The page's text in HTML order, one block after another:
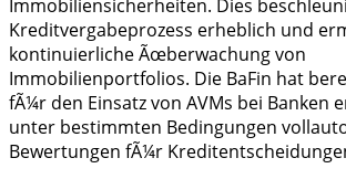
Immobiliensicherheiten. Dies
Kreditvergabeprozess erheblich und
kontinuierliche Ãœberwachung von
Immobilienportfolios. Die BaFin hat
fÃ¼r den Einsatz von AVMs bei Banken
unter bestimmten Bedingungen
Bewertungen fÃ¼r